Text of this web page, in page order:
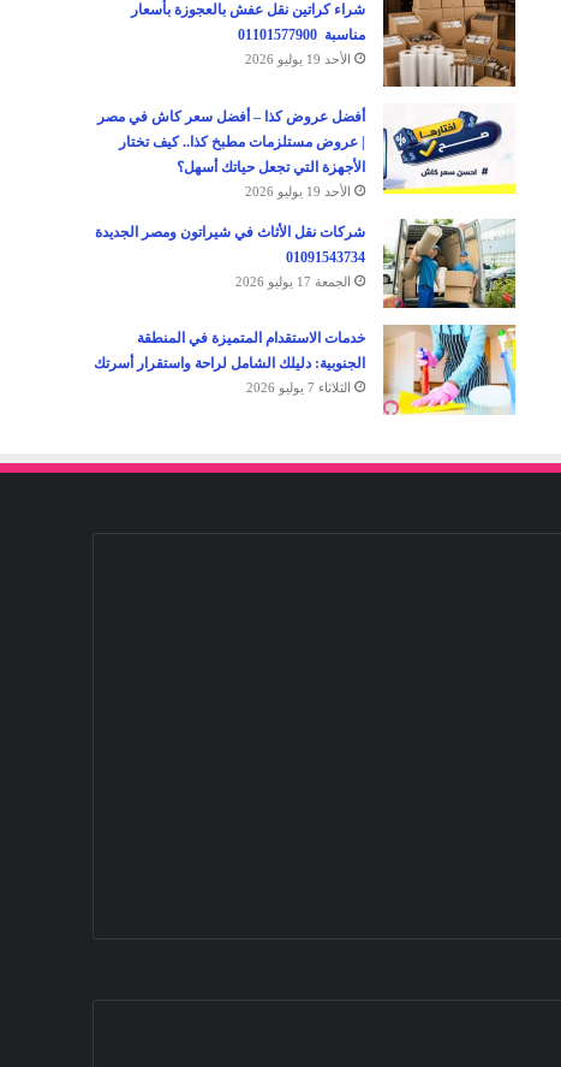
شراء كراتين نقل عفش بالعجوزة بأسعار
مناسبة 01101577900
الأحد 19 يوليو 2026
أفضل عروض كذا – أفضل سعر كاش في مصر
| عروض مستلزمات مطبخ كذا.. كيف تختار
الأجهزة التي تجعل حياتك أسهل؟
الأحد 19 يوليو 2026
شركات نقل الأثاث في شيراتون ومصر الجديدة
01091543734
الجمعة 17 يوليو 2026
خدمات الاستقدام المتميزة في المنطقة
الجنوبية: دليلك الشامل لراحة واستقرار أسرتك
الثلاثاء 7 يوليو 2026